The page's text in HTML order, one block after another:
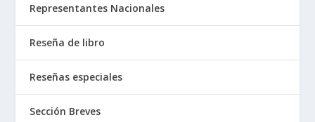
Representantes Nacionales
Reseña de libro
Reseñas especiales
Sección Breves